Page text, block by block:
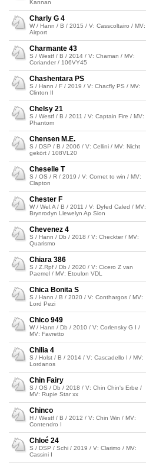
Kannan
Charly G 4
W / Hann / B / 2015 / V: Casscoltairo / MV:
Airport
Charmante 43
S / Westf / B / 2014 / V: Chaman / MV:
Coriander / 106VY45
Chashentara PS
S / Hann / F / 2019 / V: Chacfly PS / MV:
Clinton II
Chelsy 21
S / Westf / B / 2011 / V: Captain Fire / MV:
Phantom
Chensen M.E.
S / DSP / B / 2006 / V: Cellini / MV: Nicht
gekört / 108VL20
Cheselle T
S / OS / R / 2019 / V: Cornet to win / MV:
Clapton
Chester F
W / Wel.A / B / 2011 / V: Dyfed Caled / MV:
Brynrodyn Llewelyn Ap Sion
Chevenez 4
S / Hann / Db / 2018 / V: Checkter / MV:
Quarismo
Chiara 386
S / Z.Rpf / Db / 2020 / V: Cicero Z van
Paemel / MV: Etoulon VDL
Chica Bonita S
S / Hann / B / 2020 / V: Conthargos / MV:
Lord Pezi
Chico 949
W / Hann / Db / 2010 / V: Corlensky G I /
MV: Favretto
Chilia 4
S / Holst / B / 2014 / V: Cascadello I / MV:
Lordanos
Chin Fairy
S / OS / Db / 2018 / V: Chin Chin's Erbe /
MV: Rupie Star xx
Chinco
H / Westf / B / 2012 / V: Chin Win / MV:
Contendro I
Chloé 24
S / DSP / Schi / 2019 / V: Clarimo / MV:
Cassini I